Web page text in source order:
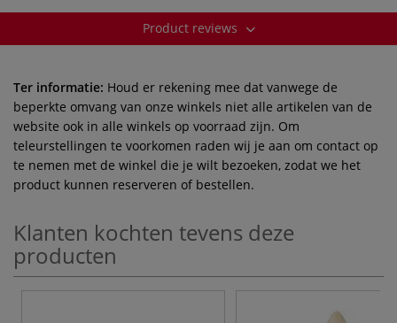
Product reviews
Ter informatie: Houd er rekening mee dat vanwege de
beperkte omvang van onze winkels niet alle artikelen van de
website ook in alle winkels op voorraad zijn. Om
teleurstellingen te voorkomen raden wij je aan om contact op
te nemen met de winkel die je wilt bezoeken, zodat we het
product kunnen reserveren of bestellen.
Klanten kochten tevens deze
producten